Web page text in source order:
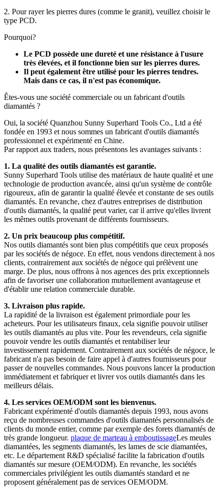
2. Pour rayer les pierres dures (comme le granit), veuillez choisir le
type PCD.
Pourquoi?
Le PCD possède une dureté et une résistance à l'usure
très élevées, et il fonctionne bien sur les pierres dures.
Il peut également être utilisé pour les pierres tendres.
Mais dans ce cas, il n'est pas économique.
Êtes-vous une société commerciale ou un fabricant d'outils
diamantés ?
Oui, la société Quanzhou Sunny Superhard Tools Co., Ltd a été
fondée en 1993 et ​​nous sommes un fabricant d'outils diamantés
professionnel et expérimenté en Chine.
Par rapport aux traders, nous présentons les avantages suivants :
1. La qualité des outils diamantés est garantie.
Sunny Superhard Tools utilise des matériaux de haute qualité et une
technologie de production avancée, ainsi qu'un système de contrôle
rigoureux, afin de garantir la qualité élevée et constante de ses outils
diamantés. En revanche, chez d'autres entreprises de distribution
d'outils diamantés, la qualité peut varier, car il arrive qu'elles livrent
les mêmes outils provenant de différents fournisseurs.
2. Un prix beaucoup plus compétitif.
Nos outils diamantés sont bien plus compétitifs que ceux proposés
par les sociétés de négoce. En effet, nous vendons directement à nos
clients, contrairement aux sociétés de négoce qui prélèvent une
marge. De plus, nous offrons à nos agences des prix exceptionnels
afin de favoriser une collaboration mutuellement avantageuse et
d'établir une relation commerciale durable.
3. Livraison plus rapide.
La rapidité de la livraison est également primordiale pour les
acheteurs. Pour les utilisateurs finaux, cela signifie pouvoir utiliser
les outils diamantés au plus vite. Pour les revendeurs, cela signifie
pouvoir vendre les outils diamantés et rentabiliser leur
investissement rapidement. Contrairement aux sociétés de négoce, le
fabricant n'a pas besoin de faire appel à d'autres fournisseurs pour
passer de nouvelles commandes. Nous pouvons lancer la production
immédiatement et fabriquer et livrer vos outils diamantés dans les
meilleurs délais.
4. Les services OEM/ODM sont les bienvenus.
Fabricant expérimenté d'outils diamantés depuis 1993, nous avons
reçu de nombreuses commandes d'outils diamantés personnalisés de
clients du monde entier, comme par exemple des forets diamantés de
très grande longueur. plaque de marteau à emboutissageLes meules
diamantées, les segments diamantés, les lames de scie diamantées,
etc. Le département R&D spécialisé facilite la fabrication d'outils
diamantés sur mesure (OEM/ODM). En revanche, les sociétés
commerciales privilégient les outils diamantés standard et ne
proposent généralement pas de services OEM/ODM.